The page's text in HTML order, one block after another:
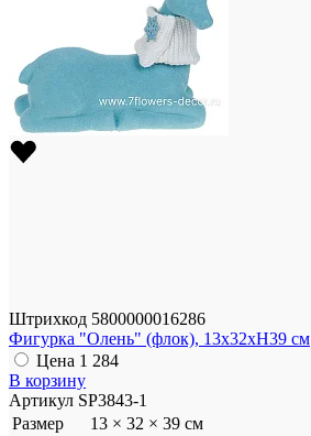
Штрихкод 5800000016286
Фигурка "Олень" (флок), 13x32xH39 см
Цена 1 284
В корзину
Артикул SP3843-1
Размер
13 × 32 × 39 см